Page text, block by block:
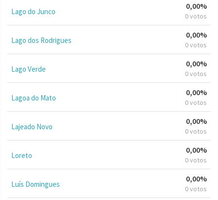
Lago do Junco
0,00%
0 votos
Lago dos Rodrigues
0,00%
0 votos
Lago Verde
0,00%
0 votos
Lagoa do Mato
0,00%
0 votos
Lajeado Novo
0,00%
0 votos
Loreto
0,00%
0 votos
Luís Domingues
0,00%
0 votos